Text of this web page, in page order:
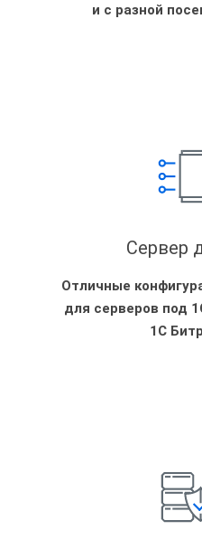
и с разной
Сервер
Отличные
для серверов под
1С